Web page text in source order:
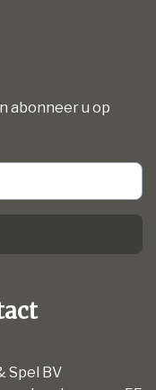
abonneer u op
Spel BV